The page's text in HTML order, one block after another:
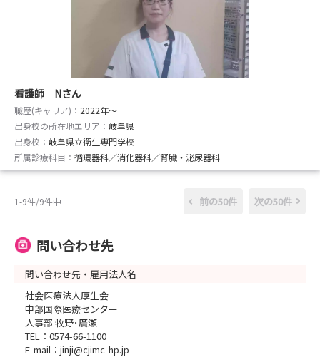
看護師 Nさん
職歴(キャリア)： 2022年〜
出身校の所在地エリア： 岐阜県
出身校： 岐阜県立衛生専門学校
所属診療科目： 循環器科／消化器科／腎臓・泌尿器科
1-9件/9件中 前の50件 次の50件
問い合わせ先
問い合わせ先・雇用法人名
社会医療法人厚生会
中部国際医療センター
人事部 牧野･廣瀬
TEL：0574-66-1100
E-mail：jinji@cjimc-hp.jp